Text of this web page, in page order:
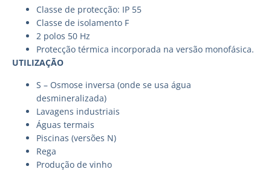
Classe de protecção: IP 55
Classe de isolamento F
2 polos 50 Hz
Protecção térmica incorporada na versão monofásica.
UTILIZAÇÃO
S – Osmose inversa (onde se usa água
desmineralizada)
Lavagens industriais
Águas termais
Piscinas (versões N)
Rega
Produção de vinho